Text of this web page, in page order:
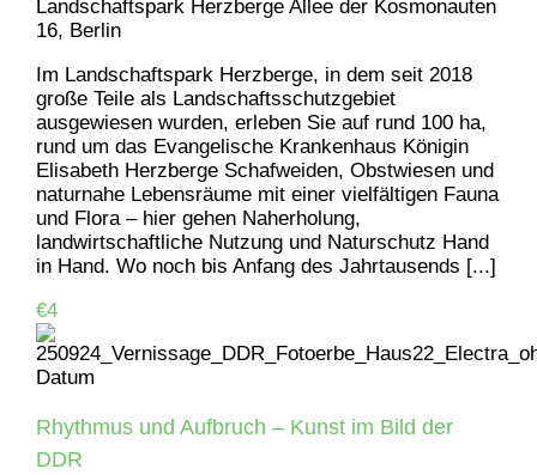
Landschaftspark Herzberge Allee der Kosmonauten
16, Berlin
Im Landschaftspark Herzberge, in dem seit 2018
große Teile als Landschaftsschutzgebiet
ausgewiesen wurden, erleben Sie auf rund 100 ha,
rund um das Evangelische Krankenhaus Königin
Elisabeth Herzberge Schafweiden, Obstwiesen und
naturnahe Lebensräume mit einer vielfältigen Fauna
und Flora – hier gehen Naherholung,
landwirtschaftliche Nutzung und Naturschutz Hand
in Hand. Wo noch bis Anfang des Jahrtausends [...]
€4
Rhythmus und Aufbruch – Kunst im Bild der
DDR